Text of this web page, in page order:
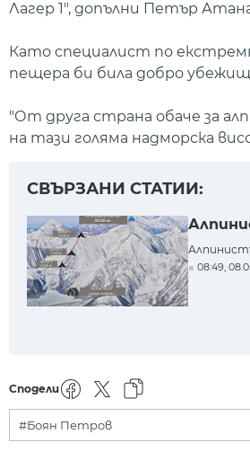
Лагер 1", допълни Петър
Като специалист по
пещера би била добро
"От друга страна обаче за
на тази голяма надморска
СВЪРЗАНИ СТАТИИ:
08:49,
Сподели
#Боян Петров